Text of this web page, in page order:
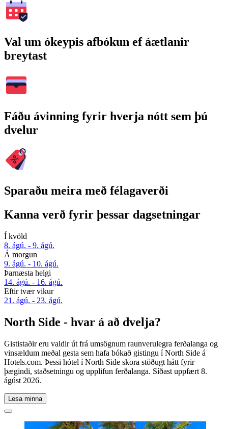
Val um ókeypis afbókun ef áætlanir
breytast
Fáðu ávinning fyrir hverja nótt sem þú
dvelur
Sparaðu meira með félagaverði
Kanna verð fyrir þessar dagsetningar
Í kvöld
8. ágú. - 9. ágú.
Á morgun
9. ágú. - 10. ágú.
Þarnæsta helgi
14. ágú. - 16. ágú.
Eftir tvær vikur
21. ágú. - 23. ágú.
North Side - hvar á að dvelja?
Gististaðir eru valdir út frá umsögnum raunverulegra ferðalanga og
vinsældum meðal gesta sem hafa bókað gistingu í North Side á
Hotels.com. Þessi hótel í North Side skora stöðugt hátt fyrir
þægindi, staðsetningu og upplifun ferðalanga. Síðast uppfært 8.
ágúst 2026.
Lesa minna